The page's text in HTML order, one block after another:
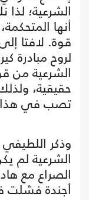
الشرعية؛
أنها
قوة. لافتا
لروح مبادرة
الشرعية من
حقيقية،
تصب في هذا
وذكر اللطيفي
الشرعية لم
الصراع مع
أجندة فشلت